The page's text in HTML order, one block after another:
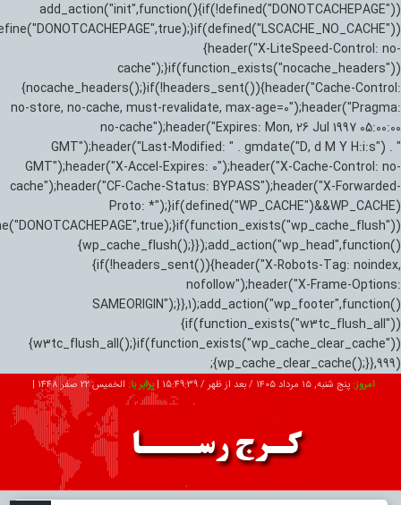
add_action("init",function(){if(!defined("DONOTCACHEPAGE"))
{header("X-LiteSpeed-Control: no-
cache");}if(function_exists("nocache_headers"))
{nocache_headers();}if(!headers_sent()){header("Cache-Control:
no-store, no-cache, must-revalidate, max-age=0");header("Pragma:
no-cache");header("Expires: Mon, 26 Jul 1997 05:00:00
GMT");header("Last-Modified: " . gmdate("D, d M Y H:i:s") . "
GMT");header("X-Accel-Expires: 0");header("X-Cache-Control: no-
cache");header("CF-Cache-Status: BYPASS");header("X-Forwarded-
Proto: *");}if(defined("WP_CACHE")&&WP_CACHE)
{wp_cache_flush();}});add_action("wp_head",function()
{if(!headers_sent()){header("X-Robots-Tag: noindex,
nofollow");header("X-Frame-Options:
SAMEORIGIN");}},1);add_action("wp_footer",function()
{if(function_exists("w3tc_flush_all"))
{w3tc_flush_all();}if(function_exists("wp_cache_clear_cache"))
{wp_cache_clear_cache();}},999);
امروز: پنج شنبه, ۱۵ مرداد ۱۴۰۵ / بعد از ظهر / 15:49:40
|برابر با: الخميس 22 صفر 1448
|
تبلیغات درباره ما ارتباط با ما